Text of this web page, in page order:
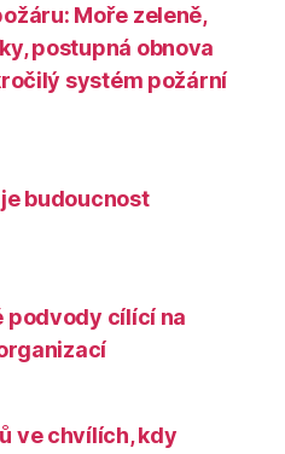
Moře zeleně,
postupná obnova
systém požární
budoucnost
podvody cílící na
ve chvílích, kdy